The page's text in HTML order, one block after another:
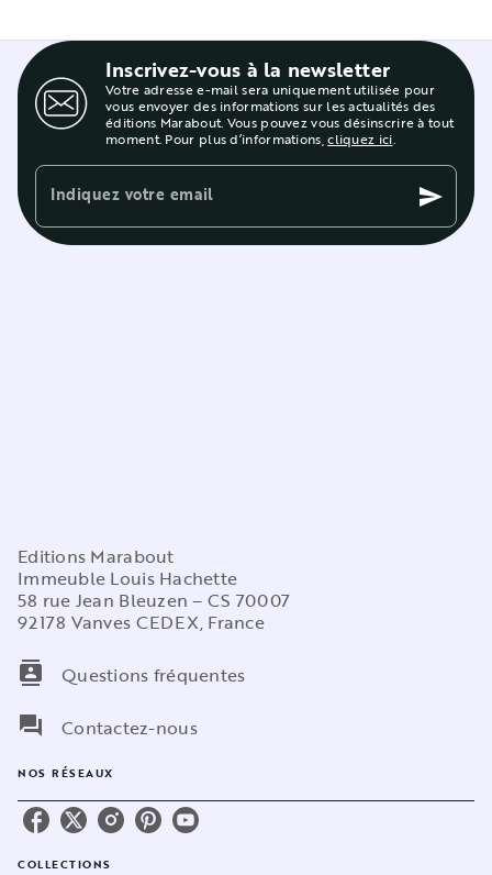
Inscrivez-vous à la newsletter
Votre adresse e-mail sera uniquement utilisée pour
vous envoyer des informations sur les actualités des
éditions Marabout. Vous pouvez vous désinscrire à tout
moment. Pour plus d’informations,cliquez ici.
Indiquez votre email send
Editions Marabout
Immeuble Louis Hachette
58 rue Jean Bleuzen – CS 70007
92178 Vanves CEDEX, France
contacts
Questions fréquentes
question_answer
Contactez-nous
NOS RÉSEAUX
COLLECTIONS